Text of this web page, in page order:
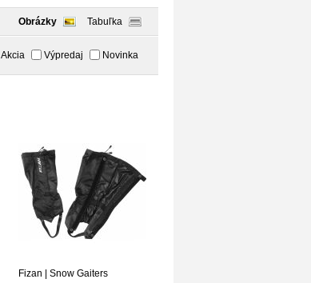
Obrázky Tabuľka
Akcia Výpredaj Novinka
Fizan | Snow Gaiters